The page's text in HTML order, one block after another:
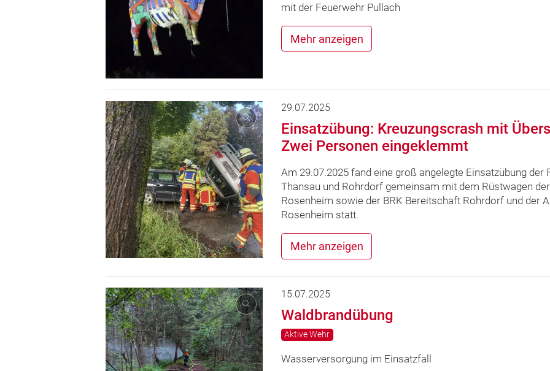
mit der Feuerwehr Pullach
Mehr anzeigen
29.07.2025
Einsatzübung: Kreuzungscrash mit
Zwei Personen eingeklemmt
Am 29.07.2025 fand eine groß angelegte Einsatzübung der
Thansau und Rohrdorf gemeinsam mit dem Rüstwagen
Rosenheim sowie der BRK Bereitschaft Rohrdorf und der
Rosenheim statt.
Mehr anzeigen
15.07.2025
Waldbrandübung
Aktive Wehr
Wasserversorgung im Einsatzfall